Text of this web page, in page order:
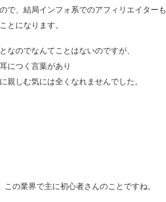
で、結局インフォ系でのアフィリエイターも
とになります。
なのでなんてことはないのですが、
につく言葉があり
親しむ気には全くなれませんでした。
この業界で主に初心者さんのことですね。